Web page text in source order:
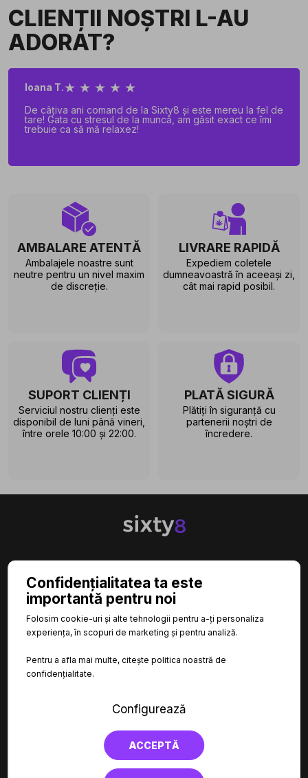
CLIENȚII NOȘTRI L-AU
ADORAT?
Ioana T.★ ★ ★ ★ ★
De câțiva ani comand de la Sixty8 și este mereu la fel de
tare! Gata cu stresul de la muncă, am găsit exact ce îmi
trebuie ca să mă relaxez!
AMBALARE ATENTĂ
Ambalajele noastre sunt
neutre pentru un nivel maxim
de discreție.
LIVRARE RAPIDĂ
Expediem coletele
dumneavoastră în aceeași zi,
cât mai rapid posibil.
SUPORT CLIENȚI
Serviciul nostru clienți este
disponibil de luni până vineri,
între orele 10:00 și 22:00.
PLATĂ SIGURĂ
Plătiți în siguranță cu
partenerii noștri de
încredere.
CATEGORII
INFORMAȚII
Confidențialitatea ta este
importantă pentru noi
Folosim cookie-uri și alte tehnologii pentru a-ți personaliza
experiența, în scopuri de marketing și pentru analiză.
Pentru a afla mai multe, citește politica noastră de
confidențialitate.
Configurează
ACCEPTĂ